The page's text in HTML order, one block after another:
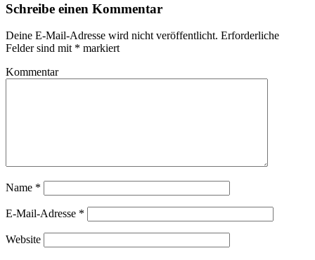
Schreibe einen Kommentar
Deine E-Mail-Adresse wird nicht veröffentlicht. Erforderliche
Felder sind mit * markiert
Kommentar
Name *
E-Mail-Adresse *
Website